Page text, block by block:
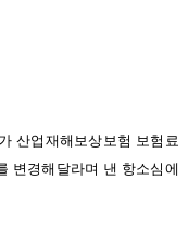
산업재해보상보험 보험료
변경해달라며 낸 항소심에